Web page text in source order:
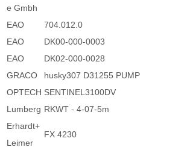
e Gmbh
EAO
704.012.0
EAO
DK00-000-0003
EAO
DK02-000-0028
GRACO
husky307 D31255 PUMP
OPTECH SENTINEL3100DV
Lumberg RKWT - 4-07-5m
Erhardt+
Leimer
FX 4230